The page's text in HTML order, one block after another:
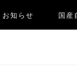
お知らせ 国産